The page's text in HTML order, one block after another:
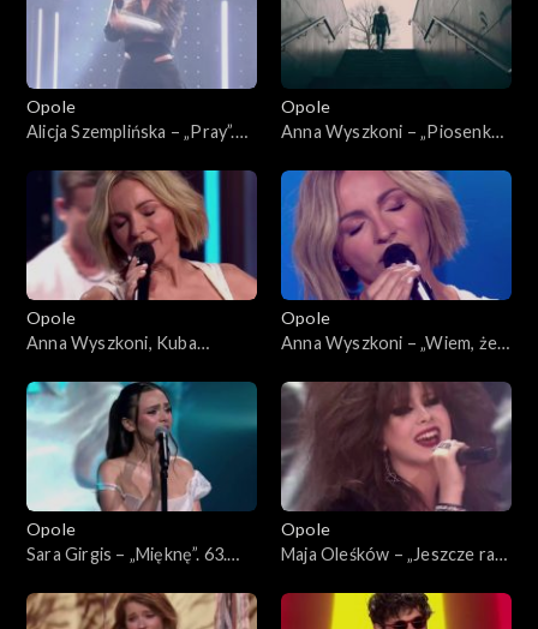
Opole
Alicja Szemplińska – „Pray”.
Opole
Anna Wyszkoni – „Piosenka
63. KFPP: Koncert „Debiuty”
Opole
Anna Wyszkoni, Kuba
63. KFPP: Koncert „Debiuty”
Opole
Anna Wyszkoni – „Wiem, że
Koncert „Debiuty”
Opole
Sara Girgis – „Mięknę”. 63.
Opole
Maja Oleśków – „Jeszcze raz”.